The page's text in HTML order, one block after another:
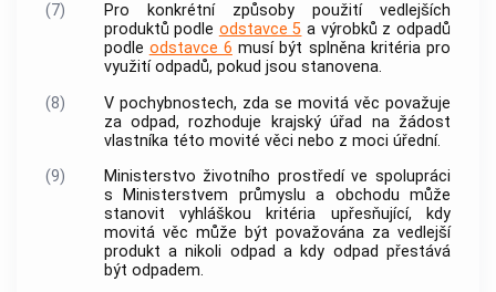
(7)
Pro konkrétní způsoby použití vedlejších
produktů podle odstavce 5 a výrobků z odpadů
podle odstavce 6 musí být splněna kritéria pro
využití odpadů, pokud jsou stanovena.
(8)
V pochybnostech, zda se movitá věc považuje
za odpad, rozhoduje krajský úřad na žádost
vlastníka této movité věci nebo z moci úřední.
(9)
Ministerstvo životního prostředí ve spolupráci
s Ministerstvem průmyslu a obchodu může
stanovit vyhláškou kritéria upřesňující, kdy
movitá věc může být považována za vedlejší
produkt a nikoli odpad a kdy odpad přestává
být odpadem.